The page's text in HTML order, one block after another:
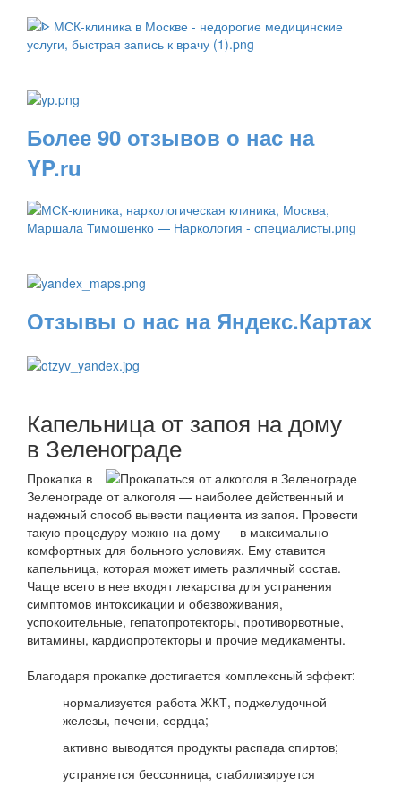
Более 90 отзывов о нас на
YP.ru
Отзывы о нас на Яндекс.Картах
Капельница от запоя на дому
в Зеленограде
Прокапка в
Зеленограде от алкоголя — наиболее действенный и
надежный способ вывести пациента из запоя. Провести
такую процедуру можно на дому — в максимально
комфортных для больного условиях. Ему ставится
капельница, которая может иметь различный состав.
Чаще всего в нее входят лекарства для устранения
симптомов интоксикации и обезвоживания,
успокоительные, гепатопротекторы, противорвотные,
витамины, кардиопротекторы и прочие медикаменты.
Благодаря прокапке достигается комплексный эффект:
нормализуется работа ЖКТ, поджелудочной
железы, печени, сердца;
активно выводятся продукты распада спиртов;
устраняется бессонница, стабилизируется